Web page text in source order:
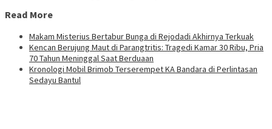
Read More
Makam Misterius Bertabur Bunga di Rejodadi Akhirnya Terkuak
Kencan Berujung Maut di Parangtritis: Tragedi Kamar 30 Ribu, Pria
70 Tahun Meninggal Saat Berduaan
Kronologi Mobil Brimob Terserempet KA Bandara di Perlintasan
Sedayu Bantul